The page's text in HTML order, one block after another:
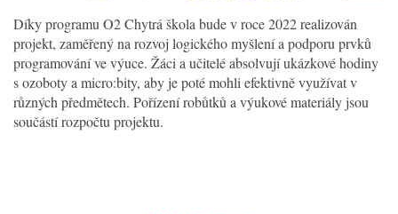
Díky programu O2 Chytrá škola bude v roce 2022 realizován
projekt, zaměřený na rozvoj logického myšlení a podporu prvků
programování ve výuce. Žáci a učitelé absolvují ukázkové hodiny
s ozoboty a micro:bity, aby je poté mohli efektivně využívat v
různých předmětech. Pořízení robůtků a výukové materiály jsou
součástí rozpočtu projektu.